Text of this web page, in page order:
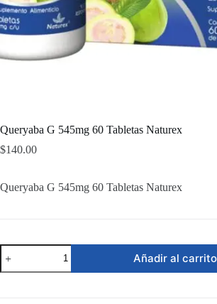
Queryaba G 545mg 60 Tabletas Naturex
$140.00
Queryaba G 545mg 60 Tabletas Naturex
Queryaba
G
545mg
Añadir al carrito